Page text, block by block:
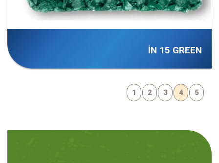
İN 15 GREEN
1 2 3 4 5